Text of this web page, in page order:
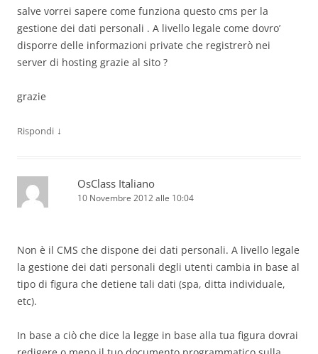
salve vorrei sapere come funziona questo cms per la
gestione dei dati personali . A livello legale come dovro’
disporre delle informazioni private che registrerò nei
server di hosting grazie al sito ?
grazie
Rispondi ↓
OsClass Italiano
10 Novembre 2012 alle 10:04
Non è il CMS che dispone dei dati personali. A livello legale
la gestione dei dati personali degli utenti cambia in base al
tipo di figura che detiene tali dati (spa, ditta individuale,
etc).
In base a ciò che dice la legge in base alla tua figura dovrai